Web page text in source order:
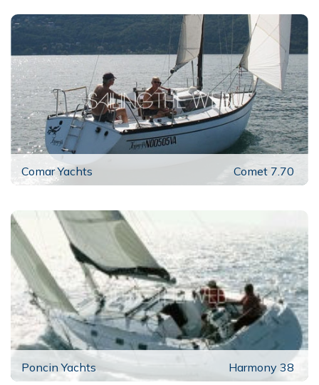
Comar Yachts Comet 7.70
Poncin Yachts Harmony 38